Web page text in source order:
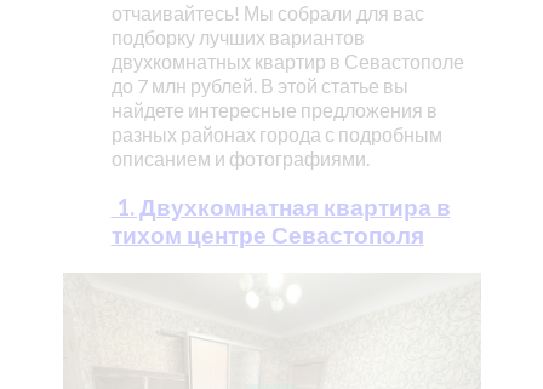
отчаивайтесь! Мы собрали для вас
подборку лучших вариантов
двухкомнатных квартир в Севастополе
до 7 млн рублей. В этой статье вы
найдете интересные предложения в
разных районах города с подробным
описанием и фотографиями.
1. Двухкомнатная квартира в
тихом центре Севастополя